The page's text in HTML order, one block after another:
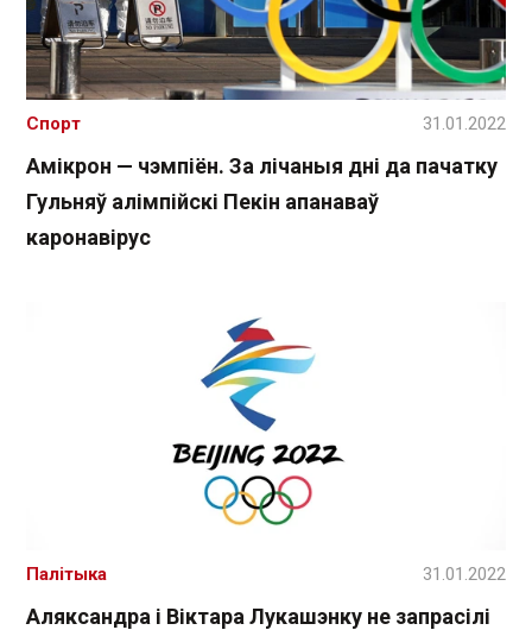
Амікрон — чэмпіён. За лічаныя дні да пачатку
Гульняў алімпійскі Пекін апанаваў
каронавірус
Спорт 31.01.2022
Аляксандра і Віктара Лукашэнку не запрасілі
Палітыка 31.01.2022